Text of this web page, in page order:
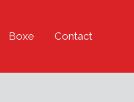
Boxe Contact